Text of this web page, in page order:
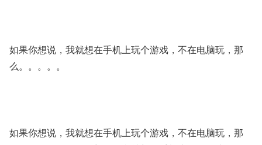
如果你想说，我就想在手机上玩个游戏，不在电脑玩，那
么。。。。。
如果你想说，我就想在手机上玩个游戏，不在电脑玩，那